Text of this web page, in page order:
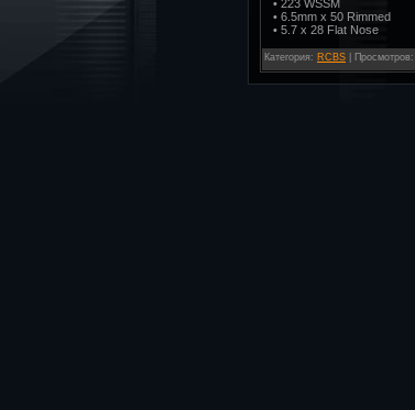
• 223 WSSM
• 6.5mm x 50 Rimmed
• 5.7 x 28 Flat Nose
Категория: RCBS Просмотров